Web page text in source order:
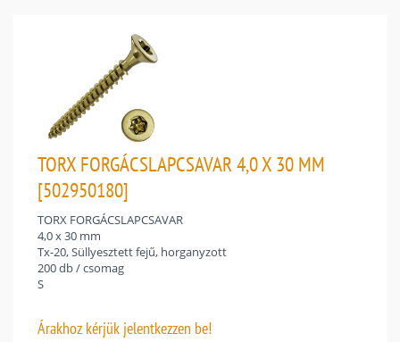
TORX FORGÁCSLAPCSAVAR 4,0 X 30 MM
[502950180]
TORX FORGÁCSLAPCSAVAR
4,0 x 30 mm
Tx-20, Süllyesztett fejű, horganyzott
200 db / csomag
S
Árakhoz kérjük jelentkezzen be!